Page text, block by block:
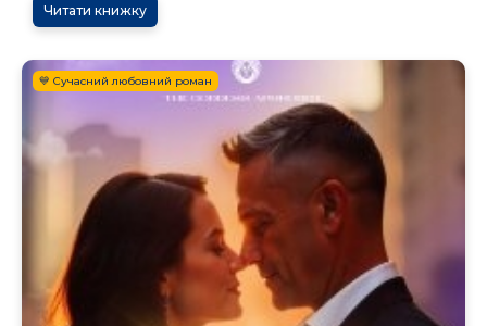
Читати книжку
💙 Сучасний любовний роман